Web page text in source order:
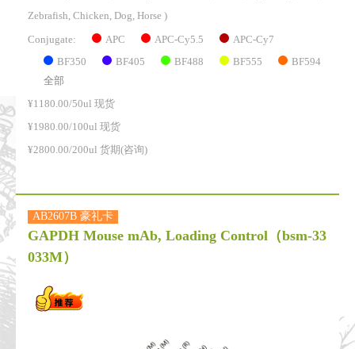
Zebrafish, Chicken, Dog, Horse )
Conjugate: APC APC-Cy5.5 APC-Cy7
BF350 BF405 BF488 BF555
BF594
全部
¥1180.00/50ul 现货
¥1980.00/100ul 现货
¥2800.00/200ul 货期(咨询)
AB2607B 豪礼卡
GAPDH Mouse mAb, Loading Control （bsm-33
033M）